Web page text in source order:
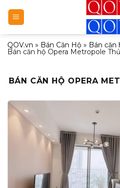
qua
nội
dung
QOV.vn » Bán Căn Hộ » Bán căn
Bán căn hộ Opera Metropole
BÁN CĂN HỘ OPERA